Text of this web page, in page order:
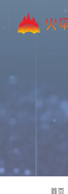
首页